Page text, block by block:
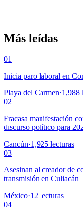
Más leídas
01
Inicia paro laboral en
Playa del Carmen·1,988
02
Fracasa manifestación
discurso político para
Cancún·1,925 lecturas
03
Asesinan al creador de
transmisión en Culiacán
México·12 lecturas
04